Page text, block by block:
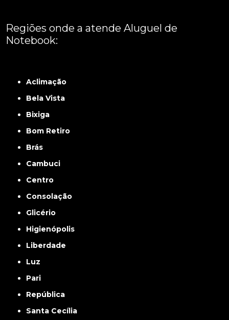
Regiões onde a atende Aluguel de
Notebook:
Aclimação
Bela Vista
Bixiga
Bom Retiro
Brás
Cambuci
Centro
Consolação
Glicério
Higienópolis
Liberdade
Luz
Pari
República
Santa Cecília